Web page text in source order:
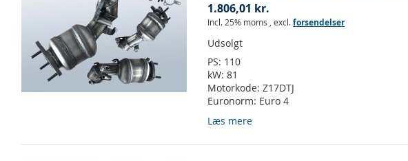
1.806,01 kr.
Incl. 25% moms ,excl.forsendelser
Udsolgt
PS: 110
kW:81
Motorkode:Z17DTJ
Euronorm: Euro 4
Læs mere